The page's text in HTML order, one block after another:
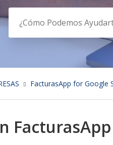
FacturasApp for Google